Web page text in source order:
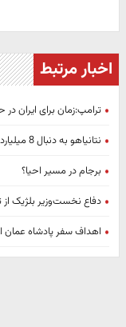
اخبار مرتبط
ترامپ:زمان برای ایران
نتانیاهو به دنبال 8 میلیارد دلار تسلیحات آمریکا برای حمله و دفاع مقابل ایران
برجام در مسیر احیا؟
دفاع نخست‌وزیر بلژیک از
اهداف سفر پادشاه عمان